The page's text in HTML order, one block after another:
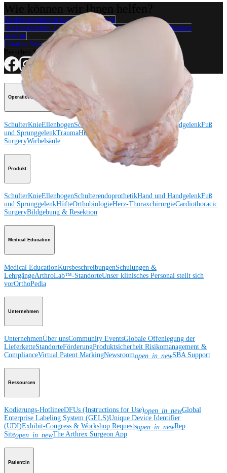
Wie können wir Ihnen helfen?
Medizinproduktberater:in kontaktieren
Veranstaltungen, Lab-Vorführungen und Schulungsmöglichkeiten
ansehen
Unseren Newsletter abonnieren
Besuchen Sie uns
Operationsverfahren
SchulterKnieEllenbogenSchulterendoprothetik Hand und HandgelenkFuß
und SprunggelenkTraumaHüfteOrthobiologieCardiothoracic
SurgeryWirbelsäule
Produkt
SchulterKnieEllenbogenSchulterendoprothetikHand und HandgelenkFuß
und SprunggelenkHüfteOrthobiologieHerz-ThoraxchirurgieCardiothoracic
SurgeryBildgebung & Resektion
Medical Education
Medical EducationKursbeschreibungenSchulungen &
LehrgängeArthroLab™-StandorteUnser klinisches Personal stellt sich
vorOrthoPedia
Unternehmen
UnternehmenÜber unsCommunity EventsGlobale Offenlegung der
LieferketteStandorteFörderungProduktsicherheit Risikomanagement &
ComplianceVirtual Patent MarkingNewsroomopen_in_newSBA Support
Ressourcen
Kodierungs-HotlineeDFUs (Instructions for Use)open_in_newGlobal
Enterprise Labeling System (GELS)Unique Device Identifier
(UDI)Exhibit-Congress & Workshop Requestsopen_in_newRep
Siteopen_in_newThe Arthrex Surgeon App
Patient:in